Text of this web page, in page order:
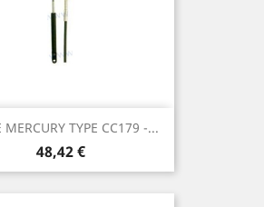
MERCURY TYPE CC179 -...
Prix
48,42 €